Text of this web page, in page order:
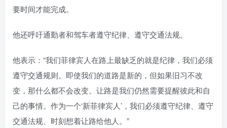
要时间才能完成。
他还呼吁通勤者和驾车者遵守纪律、遵守交通法规。
他表示：“我们菲律宾人在路上最缺乏的就是纪律，我们必须
遵守交通规则。即使我们的道路是新的，但如果旧习不改
变，那什么都不会改变。让路是我们仍然需要提醒彼此和自
己的事情。作为一个‘新菲律宾人’，我们必须遵守纪律、遵守
交通法规、时刻想着让路给他人。”